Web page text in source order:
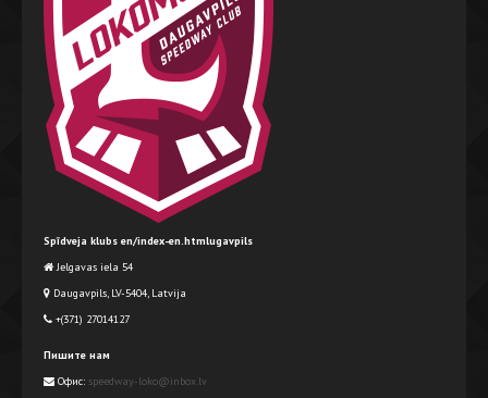
Spīdveja klubs en/index-en.htmlugavpils
Jelgavas iela 54
Daugavpils, LV-5404, Latvija
+(371) 27014127
Пишите нам
Офис: speedway-loko@inbox.lv